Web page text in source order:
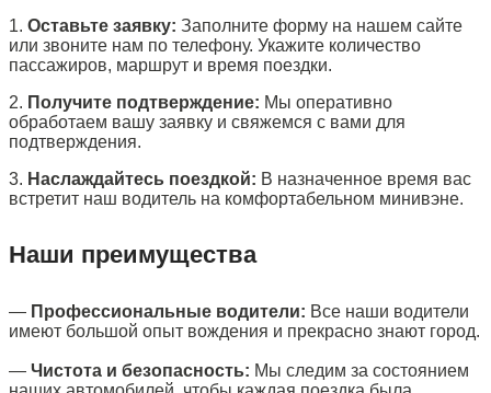
1. Оставьте заявку: Заполните форму на нашем сайте
или звоните нам по телефону. Укажите количество
пассажиров, маршрут и время поездки.
2. Получите подтверждение: Мы оперативно
обработаем вашу заявку и свяжемся с вами для
подтверждения.
3. Наслаждайтесь поездкой: В назначенное время вас
встретит наш водитель на комфортабельном минивэне.
Наши преимущества
— Профессиональные водители: Все наши водители
имеют большой опыт вождения и прекрасно знают город.
— Чистота и безопасность: Мы следим за состоянием